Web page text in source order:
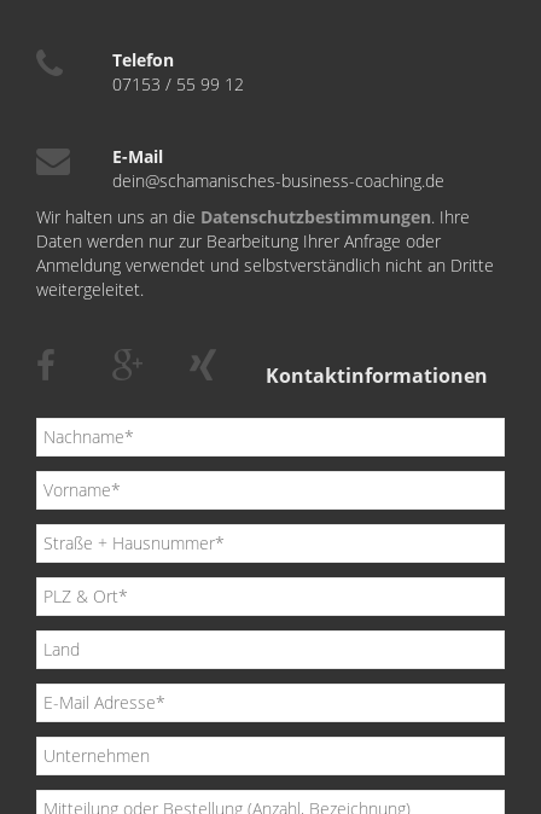
Telefon
07153 / 55 99 12
E-Mail
dein@schamanisches-business-coaching.de
Wir halten uns an die Datenschutzbestimmungen. Ihre
Daten werden nur zur Bearbeitung Ihrer Anfrage oder
Anmeldung verwendet und selbstverständlich nicht an Dritte
weitergeleitet.
Kontaktinformationen